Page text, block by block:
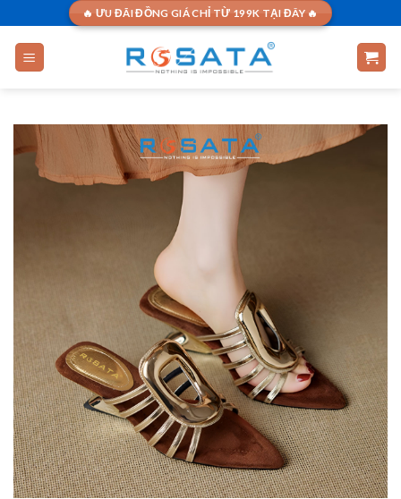
content
🔥 ƯU ĐÃI ĐỒNG GIÁ CHỈ TỪ 199K TẠI ĐÂY 🔥